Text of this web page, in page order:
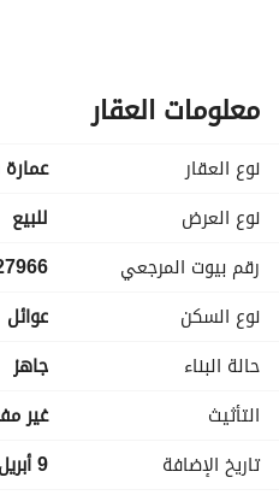
12 متر
خدمات العقار:
كهرباء، مياه، صرف صحي، هاتف،
مساحة العقار:
825 متر مربع
عمر العقار:
أكثر من عشر سنوات
معلومات العقار
نوع العقار
نوع العرض
للبيع
رقم بيوت المرجعي
نوع السكن
عوائل
حالة البناء
جاهز
التأثيث
غير
تاريخ الإضافة
9 أبريل 2025